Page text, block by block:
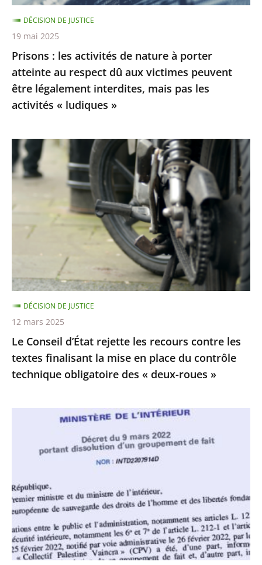
au
respect
dû
aux
victimes
peuvent
être
interdites,
mais
pas
activités
ludiques
Prisons : les activités de nature à porter
atteinte au respect dû aux victimes peuvent
être légalement interdites, mais pas les
activités « ludiques »
DÉCISION DE JUSTICE
19 mai 2025
Le
Conseil
d’État
les
recours
textes
finalisant
la
mise
en
place
du
technique
roues
»
Le Conseil d’État rejette les recours contre les
textes finalisant la mise en place du contrôle
technique obligatoire des « deux-roues »
DÉCISION DE JUSTICE
12 mars 2025
Palestine
Vaincra
est
légale